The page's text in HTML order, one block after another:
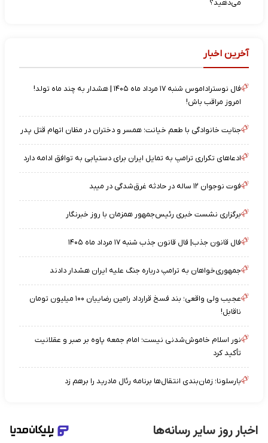
می‌دهید؟
آخرین اخبار
فال نوستراداموس شنبه ۱۷ مرداد ماه ۱۴۰۵ | هشدار به چند ماه تولد!
امروز مراقب باش!
جنایت خانوادگی با طعم خیانت؛ همسر و دختران در مظان اتهام قتل پدر
ادعاهای تکراری ترامپ به تمایل ایران برای دستیابی به توافق ادامه دارد
فوت نوجوان ۱۲ ساله در حادثه غرق‌شدگی در میبد
برگزاری نشست خبری رئیس‌جمهور همزمان با روز خبرنگار
فال قانون جذب| فال قانون جذب شنبه ۱۷ مرداد ماه ۱۴۰۵
جمهوری‌خواهان به ترامپ درباره جنگ علیه ایران هشدار دادند
عجیب ولی واقعی؛ بند فسخ قرارداد رامین رضاییان ۱۰۰ میلیون تومان
ناقابل!
نور اسلام خاموش‌شدنی نیست؛ امام جمعه پاوه بر صبر و عقلانیت
تأکید کرد
بارسلونا؛ زمان‌بندی انتقال‌ها برنامه رئال مادرید را برهم زد